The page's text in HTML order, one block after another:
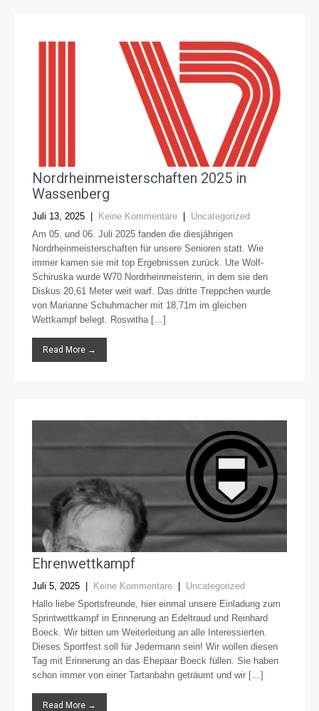
Nordrheinmeisterschaften 2025 in
Wassenberg
Juli 13, 2025 Keine Kommentare
Uncategorized
Am 05. und 06. Juli 2025 fanden die diesjährigen
Nordrheinmeisterschaften für unsere Senioren statt. Wie
immer kamen sie mit top Ergebnissen zurück. Ute Wolf-
Schiruska wurde W70 Nordrheinmeisterin, in dem sie den
Diskus 20,61 Meter weit warf. Das dritte Treppchen wurde
von Marianne Schuhmacher mit 18,71m im gleichen
Wettkampf belegt. Roswitha […]
Read More →
Ehrenwettkampf
Juli 5, 2025 Keine Kommentare
Uncategorized
Hallo liebe Sportsfreunde, hier einmal unsere Einladung zum
Sprintwettkampf in Erinnerung an Edeltraud und Reinhard
Boeck. Wir bitten um Weiterleitung an alle Interessierten.
Dieses Sportfest soll für Jedermann sein! Wir wollen diesen
Tag mit Erinnerung an das Ehepaar Boeck füllen. Sie haben
schon immer von einer Tartanbahn geträumt und wir […]
Read More →